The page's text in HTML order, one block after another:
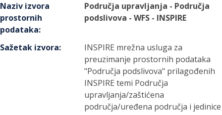
Naziv izvora
prostornih
podataka:
Područja upravljanja - Područja
podslivova - WFS - INSPIRE
Sažetak izvora:
INSPIRE mrežna usluga za
preuzimanje prostornih podataka
"Područja podslivova" prilagođenih
INSPIRE temi Područja
upravljanja/zaštićena
područja/uređena područja i jedinice